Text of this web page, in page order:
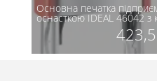
Основна печатка
оснасткою IDEAL 46042